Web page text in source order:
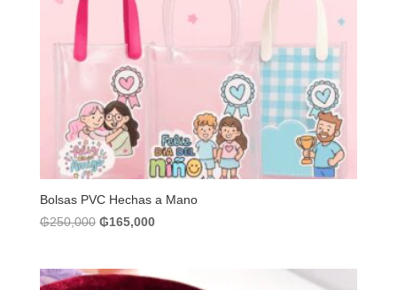
Bolsas PVC Hechas a Mano
₲250,000 El
era:
₲165,000El
es: